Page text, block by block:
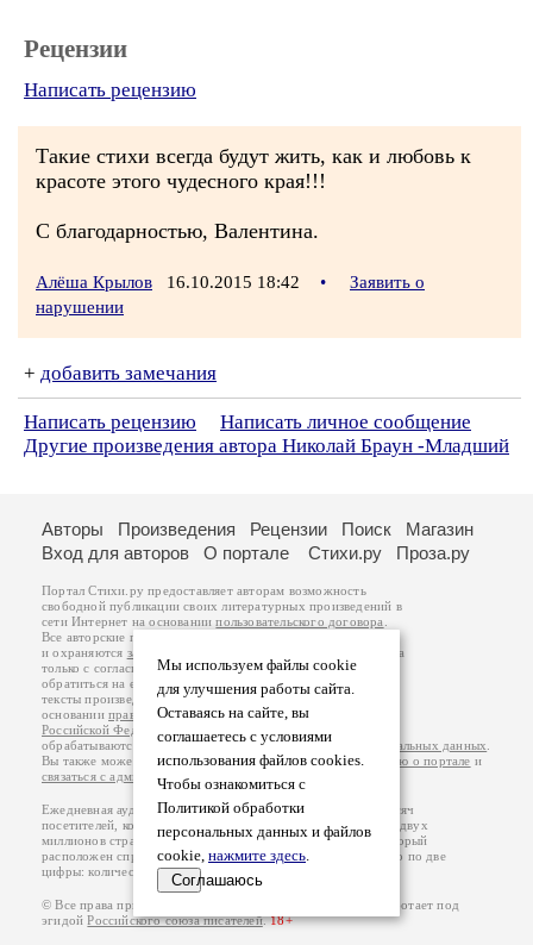
Рецензии
Написать рецензию
Такие стихи всегда будут жить, как и любовь к
красоте этого чудесного края!!!
С благодарностью, Валентина.
Алёша Крылов 16.10.2015 18:42 •
Заявить о
нарушении
+ добавить замечания
Написать рецензию
Написать личное сообщение
Другие произведения автора Николай Браун -Младший
Мы используем файлы cookie
для улучшения работы сайта.
Оставаясь на сайте, вы
соглашаетесь с условиями
использования файлов cookies.
Чтобы ознакомиться с
Политикой обработки
персональных данных и файлов
cookie, нажмите здесь.
Соглашаюсь
Авторы Произведения Рецензии Поиск
Магазин
Вход для авторов
О портале Стихи.ру Проза.ру
Портал Стихи.ру предоставляет авторам возможность
свободной публикации своих литературных произведений в
сети Интернет на основаниипользовательского договора
Все авторские права на произведения принадлежат авторам
и охраняются законом
. Перепечатка произведений возможна
только с согласия его автора, к которому вы можете
обратиться на его авторской странице. Ответственность за
тексты произведений авторы несут самостоятельно на
основанииправил публикацииизаконодательства
Российской Федерации
обрабатываются на основанииПолитики обработки персональных данных
Вы также можете посмотреть более подробнуюинформацию о портале и
связаться с администрацией
Ежедневная аудитория портала Стихи.ру – порядка 200 тысяч
посетителей, которые в общей сумме просматривают более двух
миллионов страниц по данным счетчика посещаемости, который
расположен справа от этого текста. В каждой графе указано по две
цифры: количество просмотров и количество посетителей.
© Все права принадлежат авторам, 2000-2026. Портал работает под
эгидойРоссийского союза писателей.18+